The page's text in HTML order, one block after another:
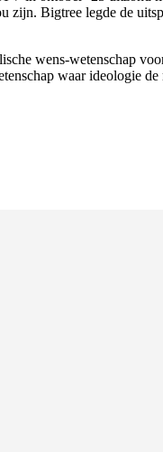
Bigtree legde de
wens-wetenschap
waar ideologie